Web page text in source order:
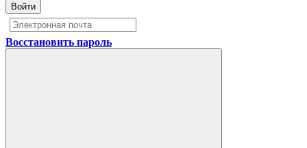
Войти
Восстановить пароль